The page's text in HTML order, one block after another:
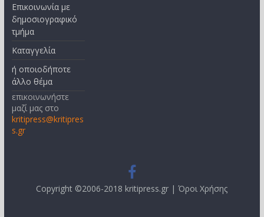
Επικοινωνία με
δημοσιογραφικό
τμήμα
Καταγγελία
ή οποιοδήποτε
άλλο θέμα
επικοινωνήστε
μαζί μας στο
kritipress@kritipres
s.gr
Copyright ©2006-2018 kritipress.gr |Όροι Χρήσης